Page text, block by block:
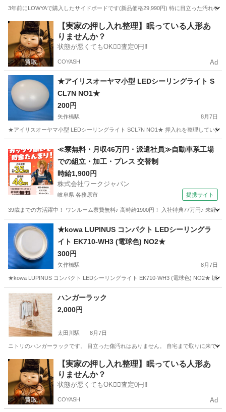
3年前にLOWYAで購入したサイドボードです(新品価格29,990円) 特に目立った汚れや
愛知 名古屋市 東別院駅 収納家具
【実家の押し入れ整理】眠っている人形あ
りませんか？
状態が悪くてもOK🙆‍♀️査定0円‼️
COYASH Ad
★アイリスオーヤマ小型 LEDシーリングライト S
CL7N NO1★
200円
矢作橋駅 8月7日
★アイリスオーヤマ小型 LEDシーリングライト SCL7N NO1★ 押入れを整理していた
矢作橋駅 照明器具 シーリングライト
≪寮無料・月収46万円・派遣社員≫自動車系工場
での組立・加工・プレス 交替制
時給1,900円
株式会社ワークジャパン
岐阜県 各務原市 提携サイト
39歳までの方活躍中！ ワンルーム寮費無料♪ 高時給1900円！ 入社特典77万円♪ 未経
岐阜 各務原市 ★kowa LUPINUS コンパクト LEDシーリングラ
イト EK710-WH3 (電球色) NO2★
300円
矢作橋駅 8月7日
★kowa LUPINUS コンパクト LEDシーリングライト EK710-WH3 (電球色) NO2★ 以
愛知 岡崎市 矢作橋駅 照明器具
ハンガーラック
2,000円
太田川駅 8月7日
ニトリのハンガーラックです。 目立った傷汚れはありません。 自宅まで取りに来て
愛知 東海市 太田川駅 収納家具 ラック
【実家の押し入れ整理】眠っている人形あ
りませんか？
状態が悪くてもOK🙆‍♀️査定0円‼️
COYASH Ad